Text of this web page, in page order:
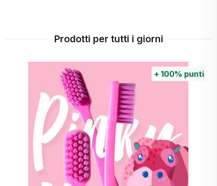
Prodotti per tutti i giorni
+ 100% punti